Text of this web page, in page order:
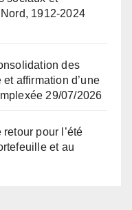
1912-2024
des
affirmation d’une
29/07/2026
pour l’été
et au